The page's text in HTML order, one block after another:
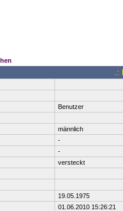
.:
Benutzer
männlich
-
-
versteckt
19.05.1975
01.06.2010 15:26:21